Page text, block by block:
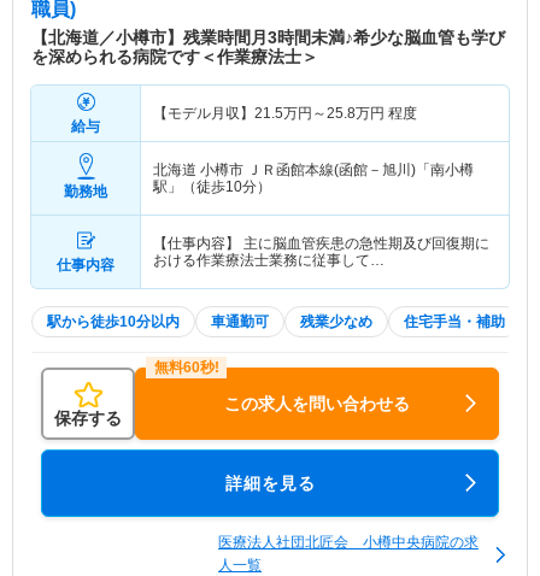
職員)
【北海道／小樽市】残業時間月3時間未満♪希少な脳血管も学び
を深められる病院です＜作業療法士＞
給与
【モデル月収】 21.5万円～25.8万円 程度
勤務地
北海道 小樽市 ＪＲ函館本線(函館－旭川)「南小樽
駅」（徒歩10分）
仕事内容
【仕事内容】 主に脳血管疾患の急性期及び回復期に
おける作業療法士業務に従事して…
駅から徒歩10分以内 車通勤可 残業少なめ 住宅手当・補助
保存する
この求人を問い合わせる
詳細を見る
医療法人社団北匠会 小樽中央病院の求
人一覧